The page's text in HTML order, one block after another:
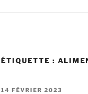
ÉTIQUETTE :
PUBLIÉ
14 FÉVRIER 2023